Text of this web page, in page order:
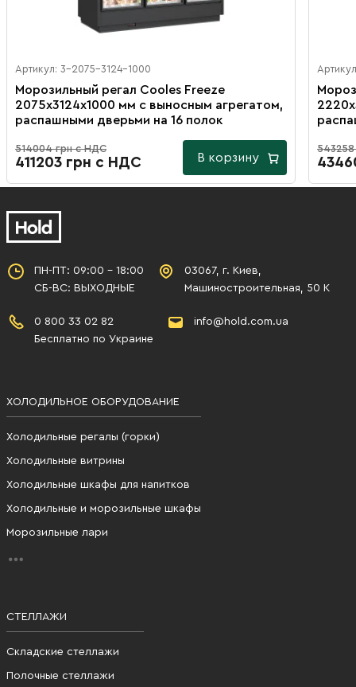
Артикул: 3-2075-3124-1000
Морозильный регал Cooles Freeze
2075х3124х1000 мм с выносным агрегатом,
распашными дверьми на 16 полок
514004 грн с НДС
411203 грн с НДС В корзину
ПН-ПТ: 09:00 - 18:00
СБ-ВС: ВЫХОДНЫЕ
03067, г. Киев,
Машиностроительная, 50 К
0 800 33 02 82
Бесплатно по Украине
info@hold.com.ua
ХОЛОДИЛЬНОЕ ОБОРУДОВАНИЕ
Холодильные регалы (горки)
Холодильные витрины
Холодильные шкафы для напитков
Холодильные и морозильные шкафы
Морозильные лари
СТЕЛЛАЖИ
Складские стеллажи
Полочные стеллажи